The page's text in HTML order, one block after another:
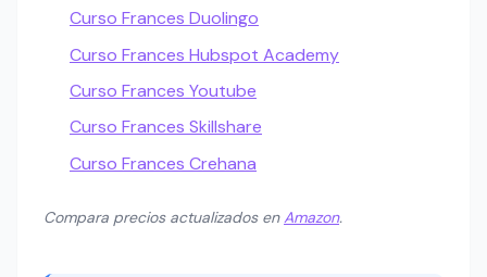
Curso Frances Duolingo
Curso Frances Hubspot Academy
Curso Frances Youtube
Curso Frances Skillshare
Curso Frances Crehana
Compara precios actualizados enAmazon.